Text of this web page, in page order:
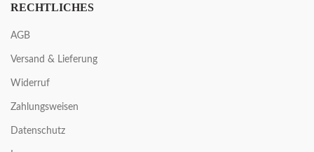
RECHTLICHES
AGB
Versand & Lieferung
Widerruf
Zahlungsweisen
Datenschutz